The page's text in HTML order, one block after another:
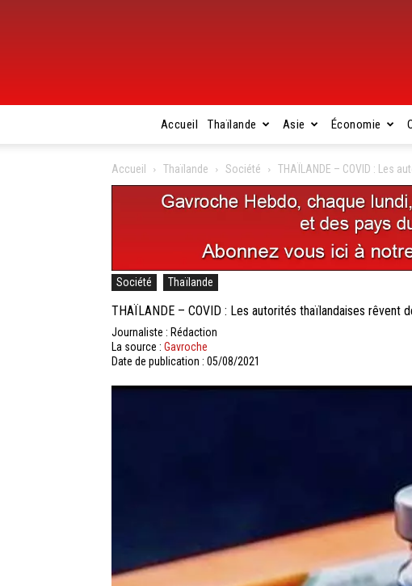
Accueil Thaïlande Asie Économie
Accueil Thaïlande Société THAÏLANDE – COVID : Les
Société Thaïlande
THAÏLANDE – COVID : Les autorités thaïlandaises rêvent
Journaliste : Rédaction
La source : Gavroche
Date de publication : 05/08/2021